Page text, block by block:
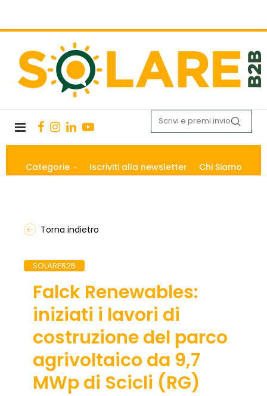
Categorie Iscriviti alla newsletter Chi Siamo
Torna indietro
SOLAREB2B
Falck Renewables:
iniziati i lavori di
costruzione del parco
agrivoltaico da 9,7
MWp di Scicli (RG)